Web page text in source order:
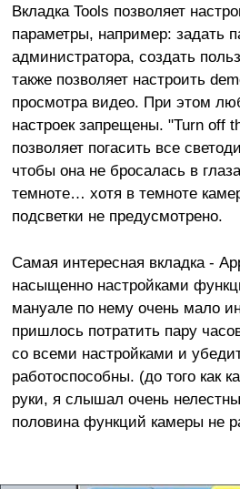
Вкладка Tools позволяет
параметры, например: задать
администратора, создать
также позволяет настроить
просмотра видео. При этом
настроек запрещены. "Turn off
позволяет погасить все
чтобы она не бросалась в
темноте… хотя в темноте
подсветки не предусмотрено.
Самая интересная вкладка -
насыщенно настройками
мануале по нему очень мало
пришлось потратить пару
со всеми настройками и
работоспособны. (до того как
руки, я слышал очень
половина функций камеры не